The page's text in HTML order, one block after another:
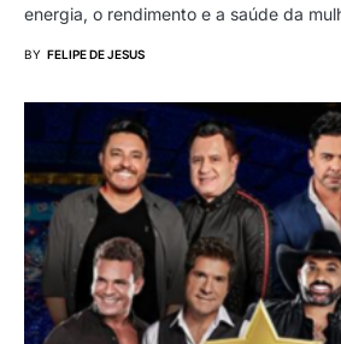
energia, o rendimento e a saúde da
BY FELIPE DE JESUS